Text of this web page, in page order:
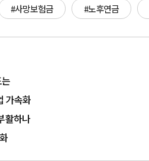
#사망보험금 #노후연금
가속화
활하나